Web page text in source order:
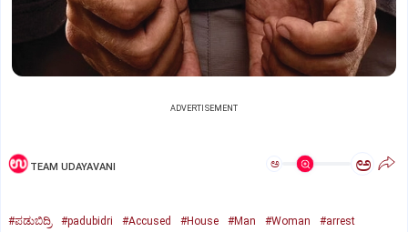
ADVERTISEMENT
TEAM UDAYAVANI ಅ ಅ
#ಪಡುಬಿದ್ರಿ #padubidri #Accused #House #Man #Woman #arrest